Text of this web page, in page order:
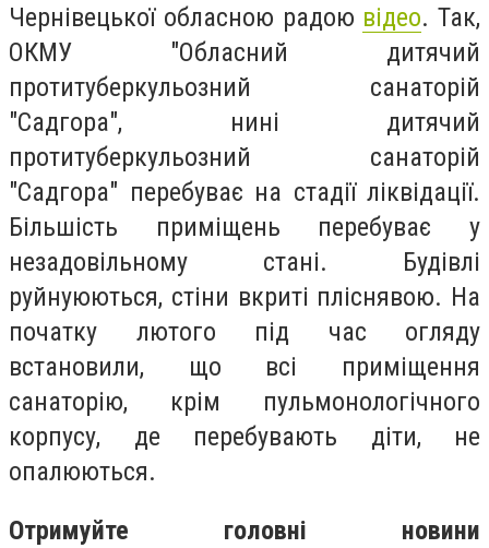
Чернівецької обласною радою відео. Так,
ОКМУ "Обласний дитячий
протитуберкульозний санаторій
"Садгора", нині дитячий
протитуберкульозний санаторій
"Садгора" перебуває на стадії ліквідації.
Більшість приміщень перебуває у
незадовільному стані. Будівлі
руйнуюються, стіни вкриті пліснявою. На
початку лютого під час огляду
встановили, що всі приміщення
санаторію, крім пульмонологічного
корпусу, де перебувають діти, не
опалюються.
Отримуйте головні новини